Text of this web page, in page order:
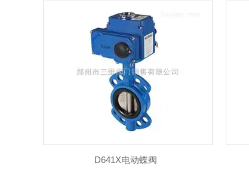
D641X电动蝶阀